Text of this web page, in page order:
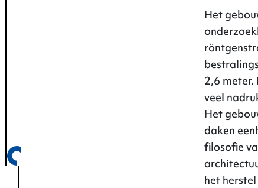
Het
2,6 meter.
veel
Het
daken
filosofie
het